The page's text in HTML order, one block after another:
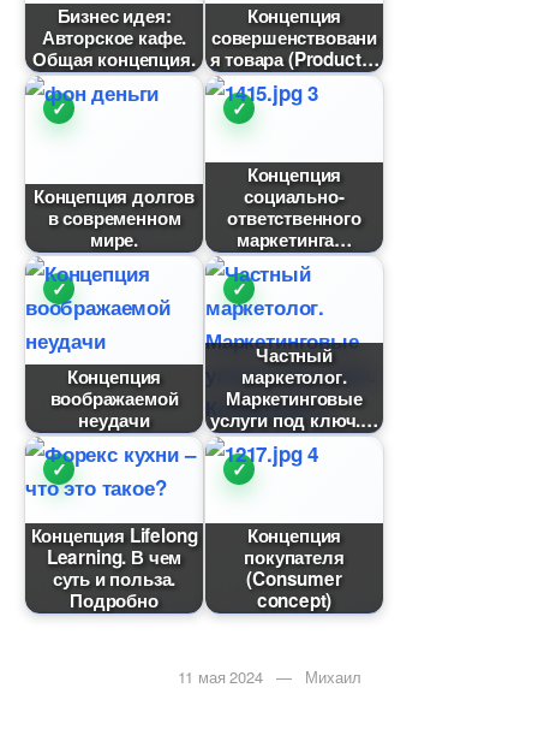
Бизнес идея:
Авторское кафе.
Общая концепция.
Концепция
совершенствовани
я товара (Product
Концепция долго
современном
мире.
Концепция
социально-
ответственного
маркетинга
Концепция
оображаемой
неудачи
Частный
маркетолог.
Маркетинговые
услуги под ключ.
Концепция Lifelong
Learning. В чем
суть и польза.
Подробно
Концепция
покупателя
(Consumer
concept)
11 мая 2024 — Михаил